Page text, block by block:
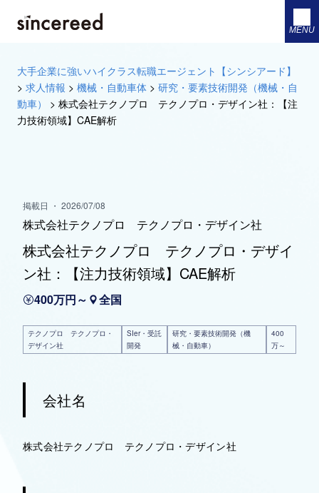
MENU
大手企業に強いハイクラス転職エージェント【シンシアード】
> 求人情報 > 機械・自動車体 > 研究・要素技術開発（機械・自
動車）
> 株式会社テクノプロ テクノプロ・デザイン社：【注
力技術領域】CAE解析
掲載日 ・ 2026/07/08
株式会社テクノプロ テクノプロ・デザイン社
株式会社テクノプロ テクノプロ・デザイ
ン社：【注力技術領域】CAE解析
400万円～ 全国
テクノプロ テクノプロ・
デザイン社
SIer・受託
開発
研究・要素技術開発（機
械・自動車）
400
万～
会社名
株式会社テクノプロ テクノプロ・デザイン社